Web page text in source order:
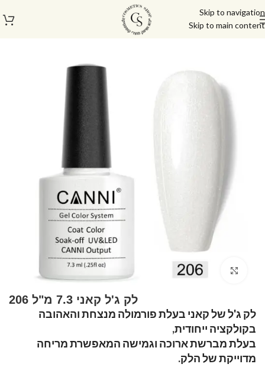
Skip to navigation
Skip to main content
עמוד הבית לק ג'ל/טופ/בייס/לק ג'ל
Click to enlarge
לק ג'ל קאני 7.3 מ"ל 206
לק ג'ל של קאני בעלת פורמולה מנצחת והאהובה
בקולקציה ייחודית,
בעלת מברשת ארוכה וגמישה המאפשרת מריחה
מדוייקת של הלק.